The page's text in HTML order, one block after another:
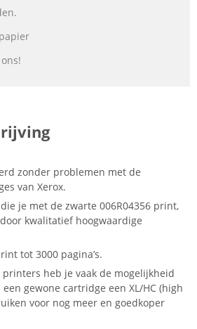
zonder problemen met de
van Xerox.
je met de zwarte 006R04356 print,
kwalitatief hoogwaardige
tot 3000 pagina’s.
printers heb je vaak de mogelijkheid
gewone cartridge een XL/HC (high
voor nog meer en goedkoper